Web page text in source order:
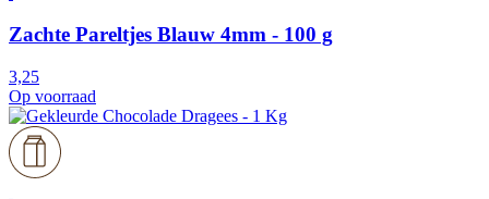
Zachte Pareltjes Blauw 4mm - 100 g
3,25
Op voorraad